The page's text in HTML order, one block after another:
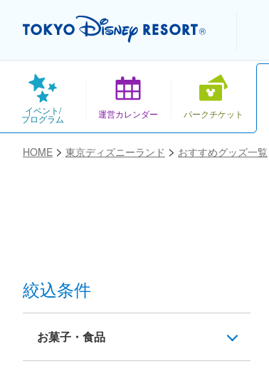
イベント/
プログラム 運営カレンダー パークチケット
HOME 東京ディズニーランド おすすめグッズ一覧
絞込条件
お菓子・食品